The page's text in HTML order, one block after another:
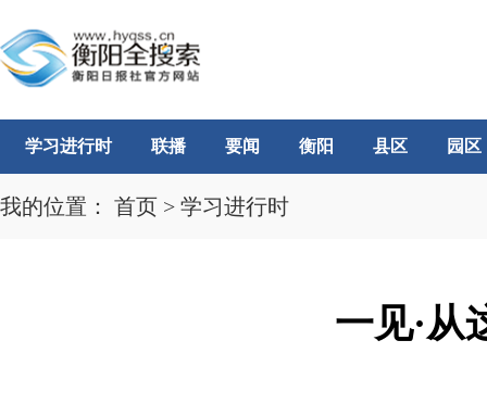
学习进行时 联播 要闻 衡阳 县区 园区
我的位置： 首页 > 学习进行时
一见·从